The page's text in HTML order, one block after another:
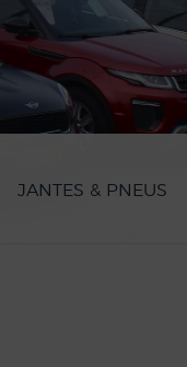
JANTES & PNEUS